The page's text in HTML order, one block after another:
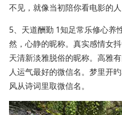
不见，就像当初陪你看电影的人
5、天道酬勤 1知足常乐修心养
然，心静的昵称。真实感情女
天清新淡雅脱俗的昵称。高雅
人运气最好的微信名。梦里开
风从诗词里取微信名。